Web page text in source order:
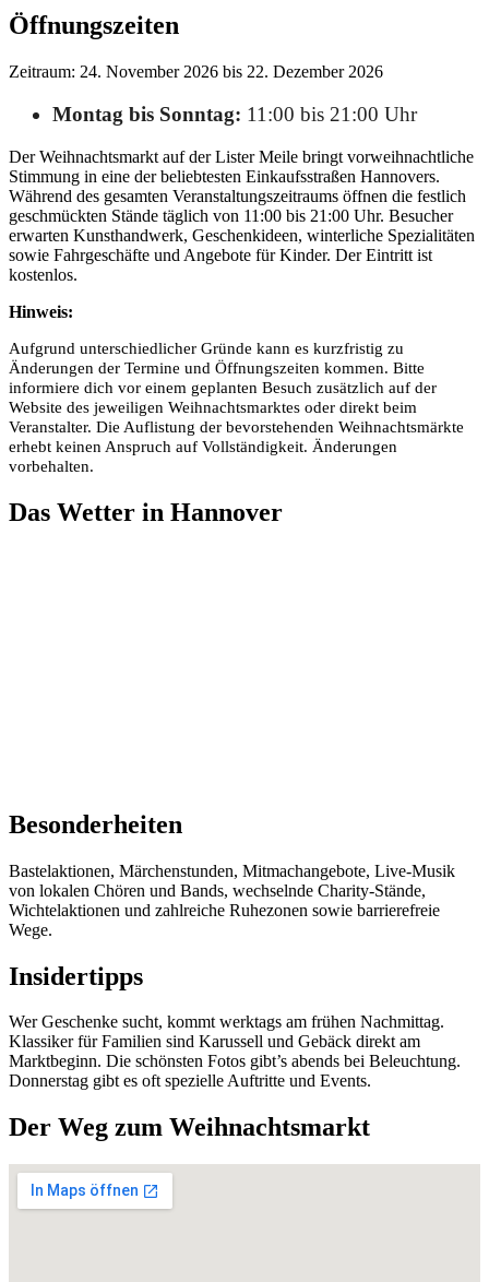
Öffnungszeiten
Zeitraum: 24. November 2026 bis 22. Dezember 2026
Montag bis Sonntag: 11:00 bis 21:00 Uhr
Der Weihnachtsmarkt auf der Lister Meile bringt vorweihnachtliche
Stimmung in eine der beliebtesten Einkaufsstraßen Hannovers.
Während des gesamten Veranstaltungszeitraums öffnen die festlich
geschmückten Stände täglich von 11:00 bis 21:00 Uhr. Besucher
erwarten Kunsthandwerk, Geschenkideen, winterliche Spezialitäten
sowie Fahrgeschäfte und Angebote für Kinder. Der Eintritt ist
kostenlos.
Hinweis:
Aufgrund unterschiedlicher Gründe kann es kurzfristig zu
Änderungen der Termine und Öffnungszeiten kommen. Bitte
informiere dich vor einem geplanten Besuch zusätzlich auf der
Website des jeweiligen Weihnachtsmarktes oder direkt beim
Veranstalter. Die Auflistung der bevorstehenden Weihnachtsmärkte
erhebt keinen Anspruch auf Vollständigkeit. Änderungen
vorbehalten.
Das Wetter in Hannover
Besonderheiten
Bastelaktionen, Märchenstunden, Mitmachangebote, Live-Musik
von lokalen Chören und Bands, wechselnde Charity-Stände,
Wichtelaktionen und zahlreiche Ruhezonen sowie barrierefreie
Wege.
Insidertipps
Wer Geschenke sucht, kommt werktags am frühen Nachmittag.
Klassiker für Familien sind Karussell und Gebäck direkt am
Marktbeginn. Die schönsten Fotos gibt’s abends bei Beleuchtung.
Donnerstag gibt es oft spezielle Auftritte und Events.
Der Weg zum Weihnachtsmarkt